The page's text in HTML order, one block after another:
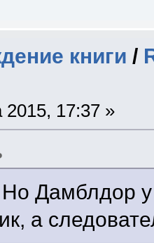
книги /
2015, 17:37 »
Дамблдор
а